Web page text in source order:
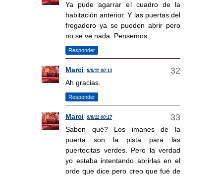
Ya pude agarrar el cuadro de la
habitación anterior. Y las puertas del
fregadero ya se pueden abrir pero
no se ve nada. Pensemos.
Responder
Marci 9/8/11 00:13
Ah gracias.
Responder
Marci 9/8/11 00:17
Saben qué? Los imanes de la
puerta son la pista para las
puertecitas verdes. Pero la verdad
yo estaba intentando abrirlas en el
orde que dice pero creo que fué de